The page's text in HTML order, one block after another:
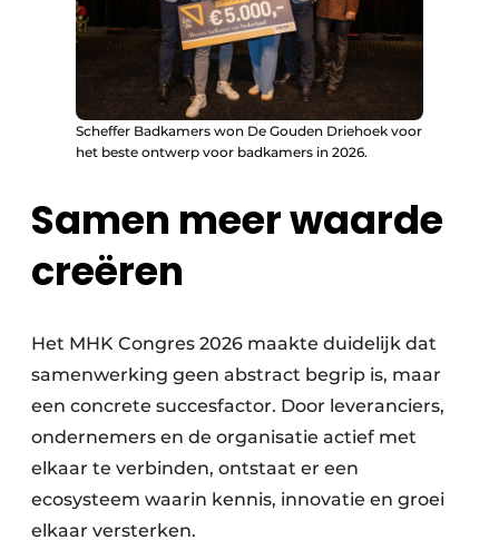
Scheffer Badkamers won De Gouden Driehoek voor
het beste ontwerp voor badkamers in 2026.
Samen meer waarde
creëren
Het MHK Congres 2026 maakte duidelijk dat
samenwerking geen abstract begrip is, maar
een concrete succesfactor. Door leveranciers,
ondernemers en de organisatie actief met
elkaar te verbinden, ontstaat er een
ecosysteem waarin kennis, innovatie en groei
elkaar versterken.